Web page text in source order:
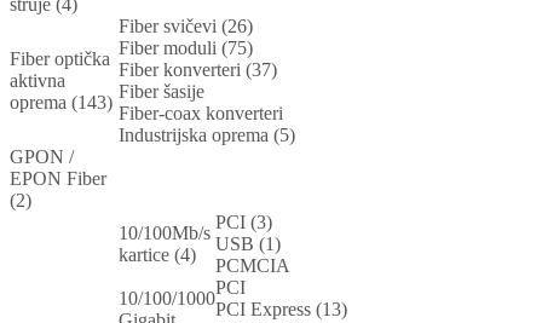
struje (4)
Fiber optička
aktivna
oprema (143)
Fiber svičevi (26)
Fiber moduli (75)
Fiber konverteri (37)
Fiber šasije
Fiber-coax konverteri
Industrijska oprema (5)
GPON /
EPON Fiber
(2)
10/100Mb/s
kartice (4)
PCI (3)
USB (1)
PCMCIA
10/100/1000
PCI
PCI Express (13)